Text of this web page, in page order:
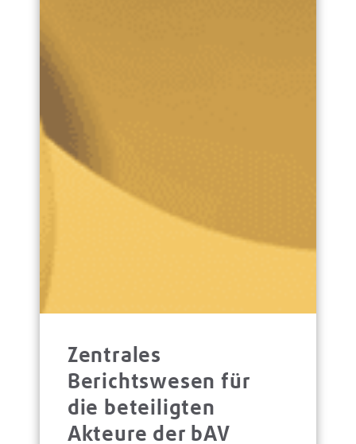
Zentrales
Berichtswesen für
die beteiligten
Akteure der bAV